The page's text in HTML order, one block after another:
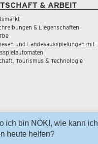
& ARBEIT
& Liegenschaften
und Landesausspielungen mit
Tourismus & Technologie
Landesregierung
ich bin NÖKI, wie kann ich
heute helfen?